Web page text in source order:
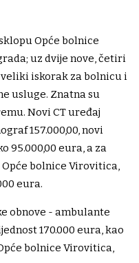
Opće bolnice
uz dvije nove, četiri
veliki iskorak za bolnicu i
usluge. Znatna su
Novi CT uređaj
157.000,00, novi
95.000,00 eura, a za
bolnice Virovitica,
eura.
obnove - ambulante
170.000 eura, kao
bolnice Virovitica,